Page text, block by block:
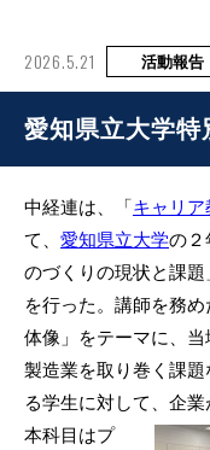
2026.5.21 活動報告
愛知県立大学特
中経連は、「キャリア
て、 愛知県立大学の２
のづくりの現状と課
を行った。講師を務
体像」をテーマに、当
製造業を取り巻く課
る学生に対して、企業
本科目はプ